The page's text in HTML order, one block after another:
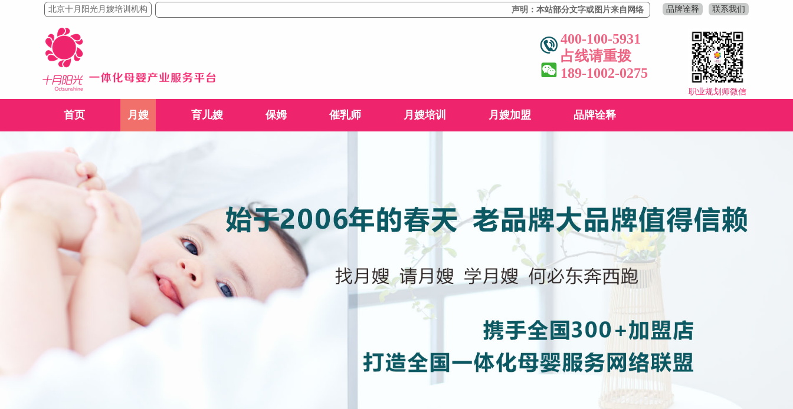
北京十月阳光月嫂培训机构 声明：本站部分文字或图片来自网络，若有侵权，请联系删除！
品牌诠释 联系我们
职业规划师微信
400-100-5931
占线请重拨
189-1002-0275
首页 月嫂 育儿嫂 保姆 催乳师 月嫂培训 月嫂加盟 品牌诠释